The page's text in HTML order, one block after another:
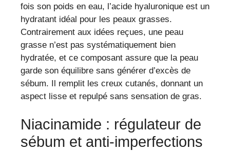
fois son poids en eau, l’acide hyaluronique est un
hydratant idéal pour les peaux grasses.
Contrairement aux idées reçues, une peau
grasse n’est pas systématiquement bien
hydratée, et ce composant assure que la peau
garde son équilibre sans générer d’excès de
sébum. Il remplit les creux cutanés, donnant un
aspect lisse et repulpé sans sensation de gras.
Niacinamide : régulateur de
sébum et anti-imperfections